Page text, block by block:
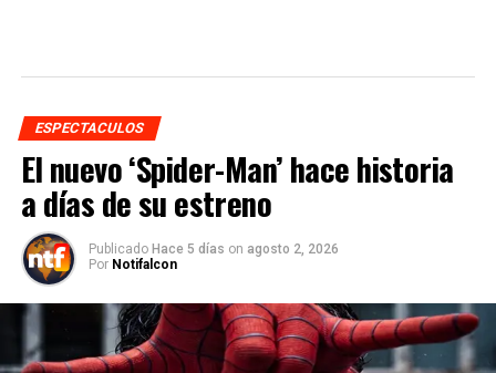
ESPECTACULOS
El nuevo ‘Spider-Man’ hace historia
a días de su estreno
Publicado Hace 5 días on agosto 2, 2026
Por Notifalcon